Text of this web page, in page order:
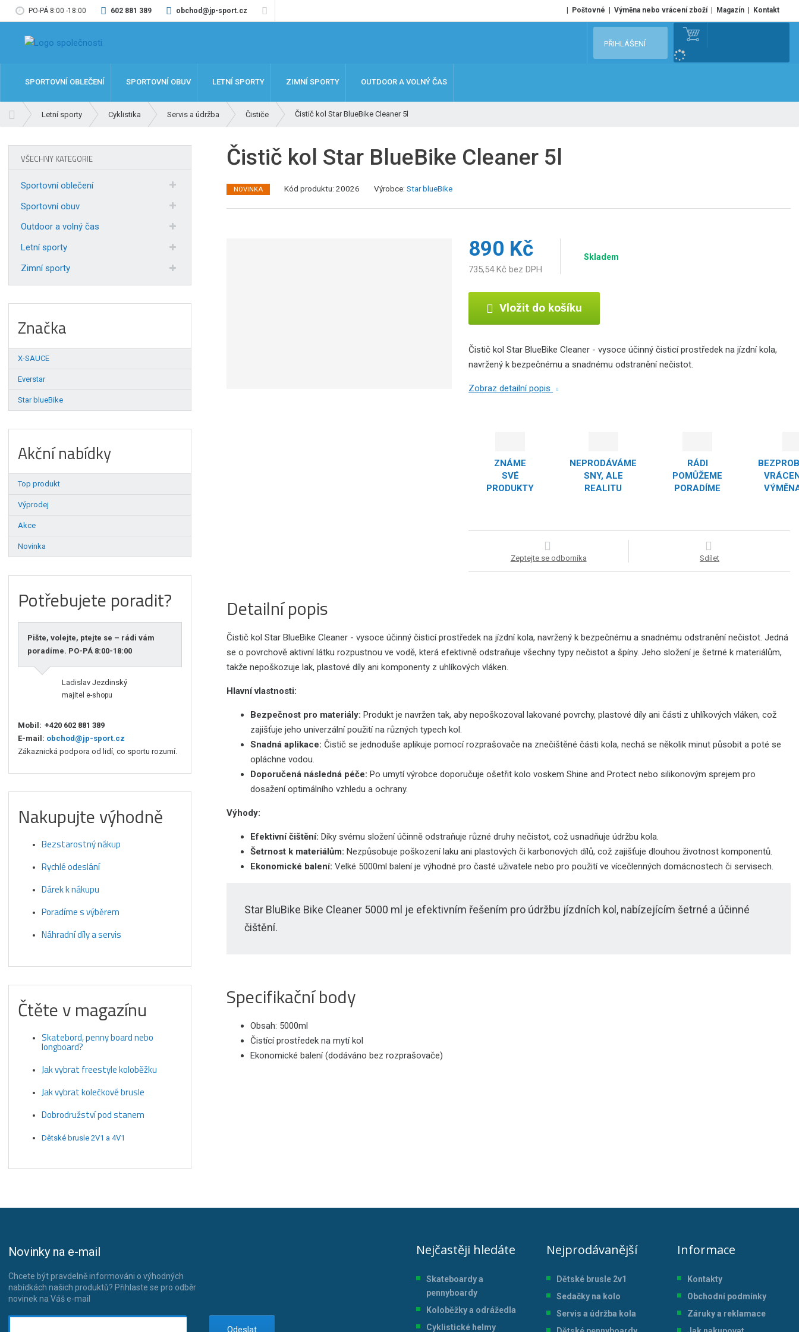
PO-PÁ 8:00 -18:00 602 881 389 obchod@jp-sport.cz Poštovné Výměna nebo vrácení zboží Magazín Kontakt
e
PŘIHLÁŠENÍ
SPORTOVNÍ OBLEČENÍ SPORTOVNÍ OBUV LETNÍ SPORTY ZIMNÍ SPORTY OUTDOOR A VOLNÝ ČAS
Letní sporty Cyklistika Servis a údržba Čističe Čistič kol Star BlueBike Cleaner 5l
Čistič kol Star BlueBike Cleaner 5l
NOVINKA Kód produktu: 20026
K
Výrobce: Star blueBike
890 Kč
735,54 Kč bez DPH
Skladem
Vložit do košíku
Čistič kol Star BlueBike Cleaner - vysoce účinný čisticí prostředek na jízdní kola,
navržený k bezpečnému a snadnému odstranění nečistot.
Zobraz detailní popis
ZNÁME
SVÉ
PRODUKTY
NEPRODÁVÁME
SNY, ALE
REALITU
RÁDI
POMŮŽEME
PORADÍME
Zeptejte se odborníka Sdílet
Detailní popis
Čistič kol Star BlueBike Cleaner - vysoce účinný čisticí prostředek na jízdní kola, navržený k bezpečnému a snadnému odstranění nečistot. Jedná
se o povrchově aktivní látku rozpustnou ve vodě, která efektivně odstraňuje všechny typy nečistot a špíny. Jeho složení je šetrné k materiálům,
takže nepoškozuje lak, plastové díly ani komponenty z uhlíkových vláken.
Hlavní vlastnosti:
Bezpečnost pro materiály: Produkt je navržen tak, aby nepoškozoval lakované povrchy, plastové díly ani části z uhlíkových vláken, což
zajišťuje jeho univerzální použití na různých typech kol.
Snadná aplikace: Čistič se jednoduše aplikuje pomocí rozprašovače na znečištěné části kola, nechá se několik minut působit a poté se
opláchne vodou.
Doporučená následná péče: Po umytí výrobce doporučuje ošetřit kolo voskem Shine and Protect nebo silikonovým sprejem pro
dosažení optimálního vzhledu a ochrany.
Výhody:
Efektivní čištění: Díky svému složení účinně odstraňuje různé druhy nečistot, což usnadňuje údržbu kola.
Šetrnost k materiálům: Nezpůsobuje poškození laku ani plastových či karbonových dílů, což zajišťuje dlouhou životnost komponentů.
Ekonomické balení: Velké 5000ml balení je výhodné pro časté uživatele nebo pro použití ve vícečlenných domácnostech či servisech.
Star BluBike Bike Cleaner 5000 ml je efektivním řešením pro údržbu jízdních kol, nabízejícím šetrné a účinné
čištění.
Specifikační body
Obsah: 5000ml
Čistící prostředek na mytí kol
Ekonomické balení (dodáváno bez rozprašovače)
VŠECHNY KATEGORIE
Sportovní oblečení
Sportovní obuv
Outdoor a volný čas
Letní sporty
Zimní sporty
Značka
X-SAUCE
Everstar
Star blueBike
Akční nabídky
Top produkt
Výprodej
Akce
Novinka
Potřebujete poradit?
Pište, volejte, ptejte se – rádi vám
poradíme. PO-PÁ 8:00-18:00
Ladislav Jezdinský
majitel e-shopu
Mobil: +420 602 881 389
E-mail: obchod@jp-sport.cz
Zákaznická podpora od lidí, co sportu rozumí.
Nakupujte výhodně
Bezstarostný nákup
Rychlé odeslání
Dárek k nákupu
Poradíme s výběrem
Náhradní díly a servis
Čtěte v magazínu
Skatebord, penny board nebo
longboard?
Jak vybrat freestyle koloběžku
Jak vybrat kolečkové brusle
Dobrodružství pod stanem
Dětské brusle 2V1 a 4V1
Novinky na e-mail
Chcete být pravdelně informováni o výhodných
nabídkách našich produktů? Přihlaste se pro odběr
novinek na Váš e-mail
Odeslat
Nejčastěji hledáte
Skateboardy a
pennyboardy
Koloběžky a odrážedla
Cyklistické helmy
Nejprodávanější
Dětské brusle 2v1
Sedačky na kolo
Servis a údržba kola
Informace
Kontakty
Obchodní podmínky
Záruky a reklamace